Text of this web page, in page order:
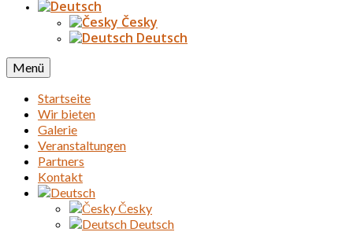
Česky
Deutsch
Menü
Startseite
Wir bieten
Galerie
Veranstaltungen
Partners
Kontakt
Česky
Deutsch